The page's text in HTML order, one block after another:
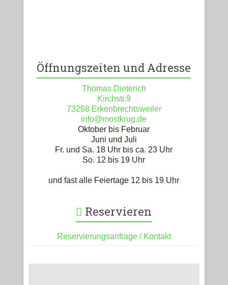
Öffnungszeiten und Adresse
Thomas Dieterich
Kirchstr.9
73268 Erkenbrechtsweiler
info@mostkrug.de
Oktober bis Februar
Juni und Juli
Fr. und Sa. 18 Uhr bis ca. 23 Uhr
So. 12 bis 19 Uhr
und fast alle Feiertage 12 bis 19 Uhr
Reservieren
Reservierungsanfrage / Kontakt